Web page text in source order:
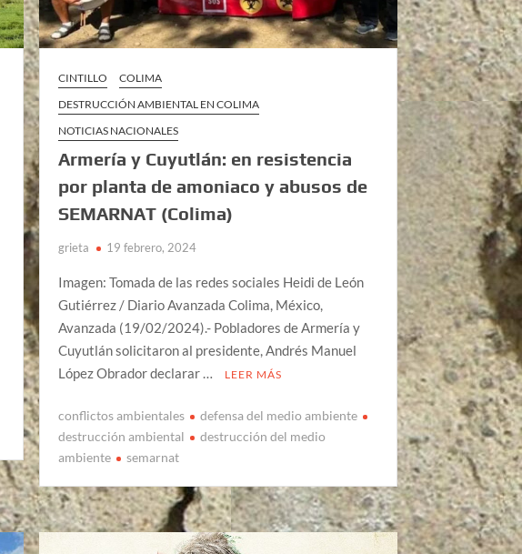
CINTILLO
COLIMA
DESTRUCCIÓN AMBIENTAL EN COLIMA
NOTICIAS NACIONALES
Armería y Cuyutlán: en resistencia
por planta de amoniaco y abusos de
SEMARNAT (Colima)
grieta 19 febrero, 2024
Imagen: Tomada de las redes sociales Heidi de León
Gutiérrez / Diario Avanzada Colima, México,
Avanzada (19/02/2024).- Pobladores de Armería y
Cuyutlán solicitaron al presidente, Andrés Manuel
López Obrador declarar …
LEER MÁS
conflictos ambientales
defensa del medio ambiente
destrucción ambiental
destrucción del medio
ambiente
semarnat